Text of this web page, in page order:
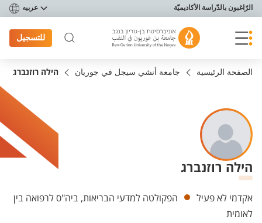
תפריט נגישות
الرّاغبون بالدّراسة الأكاديميّة عربيه
للتسجيل
الصفحة الرئيسية جامعة أنشي سيجل في جوريان הילה רוזנברג
הילה רוזנברג
Departments
אקדמי לא פעיל
הפקולטה למדעי הבריאות, ביה"ס לרפואה בין
לאומית